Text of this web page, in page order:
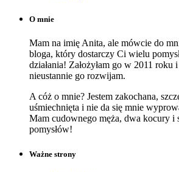
O mnie
Mam na imię Anita, ale mówcie do
bloga, który dostarczy Ci wielu
działania! Założyłam go w 2011 roku
nieustannie go rozwijam.
A cóż o mnie? Jestem zakochana,
uśmiechnięta i nie da się mnie
Mam cudownego męża, dwa kocury i
pomysłów!
Ważne strony